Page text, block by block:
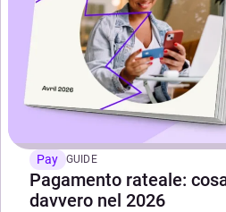
Pay GUIDE
Pagamento rateale:
davvero nel 2026